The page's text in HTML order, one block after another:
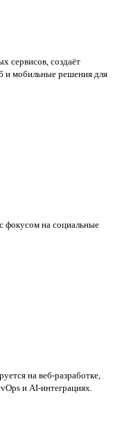
сервисов, создаёт
и мобильные решения для
фокусом на социальные
на веб-разработке,
и AI-интеграциях.